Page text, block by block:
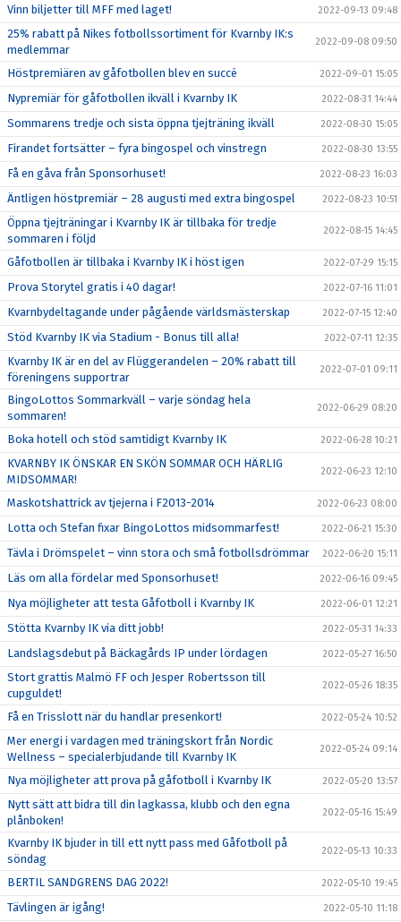
Vinn biljetter till MFF med laget! 2022-09-13 09:48
25% rabatt på Nikes fotbollssortiment för Kvarnby IK:s
medlemmar
2022-09-08 09:50
Höstpremiären av gåfotbollen blev en succé 2022-09-01 15:05
Nypremiär för gåfotbollen ikväll i Kvarnby IK 2022-08-31 14:44
Sommarens tredje och sista öppna tjejträning ikväll 2022-08-30 15:05
Firandet fortsätter – fyra bingospel och vinstregn 2022-08-30 13:55
Få en gåva från Sponsorhuset! 2022-08-23 16:03
Äntligen höstpremiär – 28 augusti med extra bingospel 2022-08-23 10:51
Öppna tjejträningar i Kvarnby IK är tillbaka för tredje
sommaren i följd
2022-08-15 14:45
Gåfotbollen är tillbaka i Kvarnby IK i höst igen 2022-07-29 15:15
Prova Storytel gratis i 40 dagar! 2022-07-16 11:01
Kvarnbydeltagande under pågående världsmästerskap 2022-07-15 12:40
Stöd Kvarnby IK via Stadium - Bonus till alla! 2022-07-11 12:35
Kvarnby IK är en del av Flüggerandelen – 20% rabatt till
föreningens supportrar
2022-07-01 09:11
BingoLottos Sommarkväll – varje söndag hela
sommaren!
2022-06-29 08:20
Boka hotell och stöd samtidigt Kvarnby IK 2022-06-28 10:21
KVARNBY IK ÖNSKAR EN SKÖN SOMMAR OCH HÄRLIG
MIDSOMMAR!
2022-06-23 12:10
Maskotshattrick av tjejerna i F2013-2014 2022-06-23 08:00
Lotta och Stefan fixar BingoLottos midsommarfest! 2022-06-21 15:30
Tävla i Drömspelet – vinn stora och små fotbollsdrömmar 2022-06-20 15:11
Läs om alla fördelar med Sponsorhuset! 2022-06-16 09:45
Nya möjligheter att testa Gåfotboll i Kvarnby IK 2022-06-01 12:21
Stötta Kvarnby IK via ditt jobb! 2022-05-31 14:33
Landslagsdebut på Bäckagårds IP under lördagen 2022-05-27 16:50
Stort grattis Malmö FF och Jesper Robertsson till
cupguldet!
2022-05-26 18:35
Få en Trisslott när du handlar presenkort! 2022-05-24 10:52
Mer energi i vardagen med träningskort från Nordic
Wellness – specialerbjudande till Kvarnby IK
2022-05-24 09:14
Nya möjligheter att prova på gåfotboll i Kvarnby IK 2022-05-20 13:57
Nytt sätt att bidra till din lagkassa, klubb och den egna
plånboken!
2022-05-16 15:49
Kvarnby IK bjuder in till ett nytt pass med Gåfotboll på
söndag
2022-05-13 10:33
BERTIL SANDGRENS DAG 2022! 2022-05-10 19:45
Tävlingen är igång! 2022-05-10 11:18